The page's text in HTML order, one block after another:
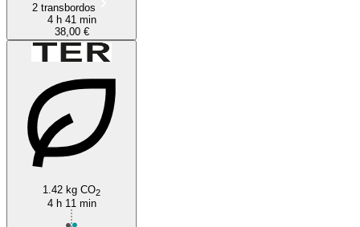
2 transbordos
4 h 41 min
38,00 €
1.42 kg CO2
4 h 11 min